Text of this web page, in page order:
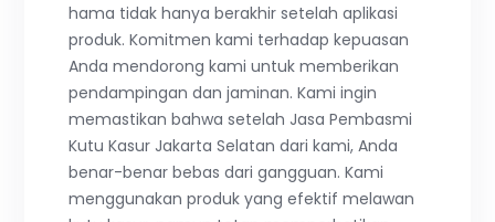
hama tidak hanya berakhir setelah aplikasi
produk. Komitmen kami terhadap kepuasan
Anda mendorong kami untuk memberikan
pendampingan dan jaminan. Kami ingin
memastikan bahwa setelah Jasa Pembasmi
Kutu Kasur Jakarta Selatan dari kami, Anda
benar-benar bebas dari gangguan. Kami
menggunakan produk yang efektif melawan